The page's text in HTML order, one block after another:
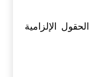
الحقول الإلزامية